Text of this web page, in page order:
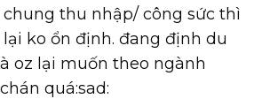
thu nhập/ công sức thì
ko ổn định. đang định du
oz lại muốn theo ngành
quá:sad: